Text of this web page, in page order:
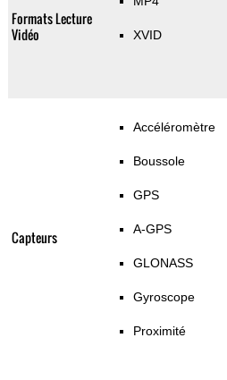
Formats Lecture
Vidéo
XVID
Capteurs
Accéléromètre
Boussole
GPS
A-GPS
GLONASS
Gyroscope
Proximité